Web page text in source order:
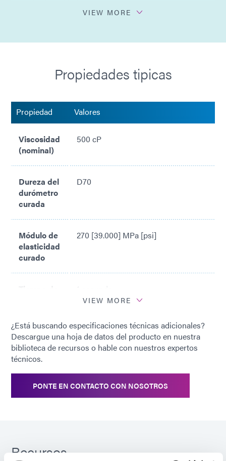
Cumple con las directivas RoHS2 2015/863/UE
VIEW MORE
Propiedades tipicas
Propiedad Valores
Viscosidad
(nominal)
500 cP
Dureza del
durómetro
curada
D70
Módulo de
elasticidad
curado
270 [39.000] MPa [psi]
Tiempo de
*
Curado con el sistema de lámpara
de curado con luz Dymax 5000-EC
(200 mW/cm2)
VIEW MORE
¿Está buscando especificaciones técnicas adicionales?
Descargue una hoja de datos del producto en nuestra
biblioteca de recursos o hable con nuestros expertos
técnicos.
PONTE EN CONTACTO CON NOSOTROS
Recursos